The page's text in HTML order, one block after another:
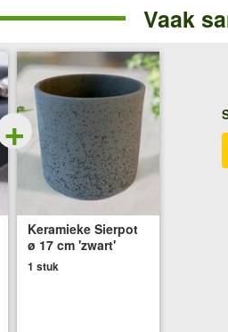
Vaak
+
Keramieke Sierpot
ø 17 cm 'zwart'
1 stuk